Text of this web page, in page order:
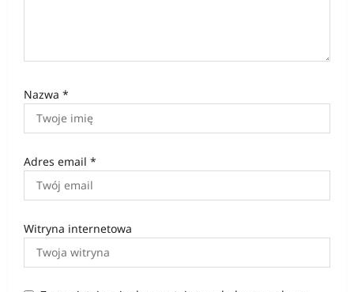
Nazwa *
Adres email *
Witryna internetowa